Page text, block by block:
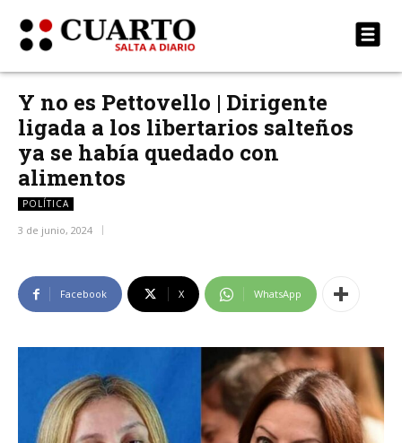
Y no es Pettovello | Dirigente
ligada a los libertarios salteños
ya se había quedado con
alimentos
POLÍTICA
3 de junio, 2024
Facebook X WhatsApp